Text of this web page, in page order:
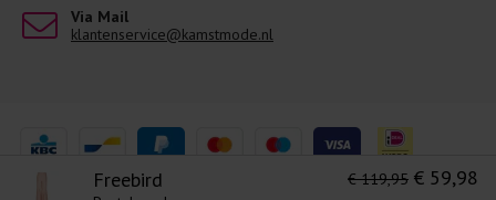
Freebird € 119,95 € 59,98
Via Mail
klantenservice@kamstmode.nl